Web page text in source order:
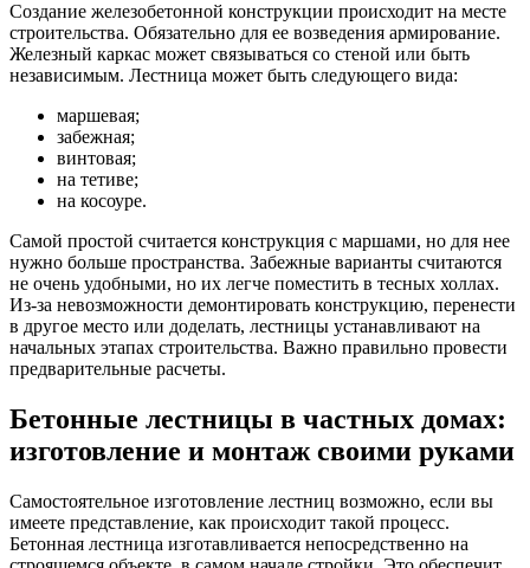
Создание железобетонной конструкции происходит на месте
строительства. Обязательно для ее возведения армирование.
Железный каркас может связываться со стеной или быть
независимым. Лестница может быть следующего вида:
маршевая;
забежная;
винтовая;
на тетиве;
на косоуре.
Самой простой считается конструкция с маршами, но для нее
нужно больше пространства. Забежные варианты считаются
не очень удобными, но их легче поместить в тесных холлах.
Из-за невозможности демонтировать конструкцию, перенести
в другое место или доделать, лестницы устанавливают на
начальных этапах строительства. Важно правильно провести
предварительные расчеты.
Бетонные лестницы в частных домах:
изготовление и монтаж своими руками
Самостоятельное изготовление лестниц возможно, если вы
имеете представление, как происходит такой процесс.
Бетонная лестница изготавливается непосредственно на